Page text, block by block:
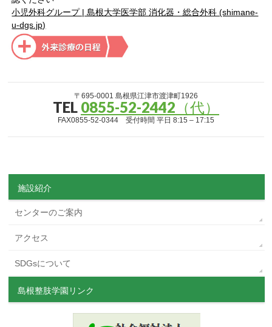
小児外科グループ | 島根大学医学部 消化器・総合外科 (shimane-
u-dgs.jp)
〒695-0001 島根県江津市渡津町1926
TEL 0855-52-2442（代）
FAX0855-52-0344 受付時間 平日 8:15 – 17:15
施設紹介
センターのご案内
アクセス
SDGsについて
島根整肢学園リンク